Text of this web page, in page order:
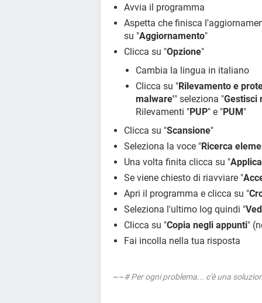
O4 - HKLM\..\Run: [331BigDog]
O4 - HKLM\..\Run: [Avira
O4 - HKLM\..\Run: [Avira System
(x86)\Avira\System
O4 - HKLM\..\Run: [avgnt]
O4 - HKCU\..\Run: [CCleaner
/MONITOR
O4 - HKCU\..\Run:
O4 - HKCU\..\Run:
Office\Office14\MSOSYNC.EXE"
O4 - Startup: zSpeedup.lnk =
(x86)\Microsoft
O8 - Extra context menu item:
Office\Office14\ONBttnIE.dll/105
O9 - Extra button: @C:\Program
Avvia il programma
Aspetta che finisca
su "Aggiornamento"
Clicca su "Opzione"
Cambia la lingua in italiano
Clicca su "Rilevamento e
malware'" seleziona "Gestisci
Rilevamenti "PUP" e "PUM"
Clicca su "Scansione"
Seleziona la voce "Ricerca
Una volta finita clicca su "
Se viene chiesto di riavviare "
Apri il programma e clicca su "
Seleziona l'ultimo log quindi "
Clicca su "Copia negli appunti"
Fai incolla nella tua risposta
~~# Per ogni problema... c'è una